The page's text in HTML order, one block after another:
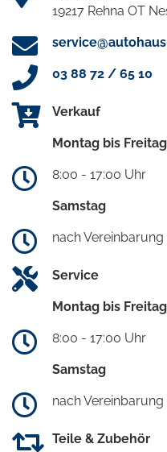
19217 Rehna OT
03 88 72 / 65 10
Verkauf
Montag bis Freitag
8:00 - 17:00 Uhr
Samstag
nach Vereinbarung
Service
Montag bis Freitag
8:00 - 17:00 Uhr
Samstag
nach Vereinbarung
Teile & Zubehör